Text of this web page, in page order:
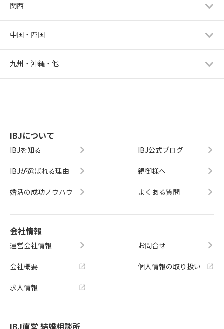
関西
中国・四国
九州・沖縄・他
IBJについて
IBJを知る
IBJが選ばれる理由
婚活の成功ノウハウ
IBJ公式ブログ
親御様へ
よくある質問
会社情報
運営会社情報
会社概要
求人情報
お問合せ
個人情報の取り扱い